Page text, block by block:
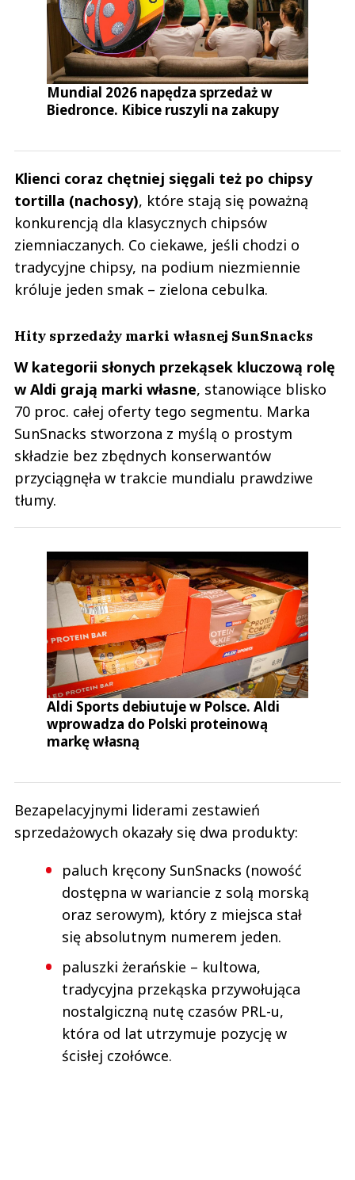
Mundial 2026 napędza sprzedaż w
Biedronce. Kibice ruszyli na zakupy
Klienci coraz chętniej sięgali też po chipsy
tortilla (nachosy), które stają się poważną
konkurencją dla klasycznych chipsów
ziemniaczanych. Co ciekawe, jeśli chodzi o
tradycyjne chipsy, na podium niezmiennie
króluje jeden smak – zielona cebulka.
Hity sprzedaży marki własnej SunSnacks
W kategorii słonych przekąsek kluczową rolę
w Aldi grają marki własne, stanowiące blisko
70 proc. całej oferty tego segmentu. Marka
SunSnacks stworzona z myślą o prostym
składzie bez zbędnych konserwantów
przyciągnęła w trakcie mundialu prawdziwe
tłumy.
Aldi Sports debiutuje w Polsce. Aldi
wprowadza do Polski proteinową
markę własną
Bezapelacyjnymi liderami zestawień
sprzedażowych okazały się dwa produkty:
paluch kręcony SunSnacks (nowość
dostępna w wariancie z solą morską
oraz serowym), który z miejsca stał
się absolutnym numerem jeden.
paluszki żerańskie – kultowa,
tradycyjna przekąska przywołująca
nostalgiczną nutę czasów PRL-u,
która od lat utrzymuje pozycję w
ścisłej czołówce.